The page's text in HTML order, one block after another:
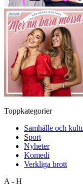
Toppkategorier
Samhälle och
Sport
Nyheter
Komedi
Verkliga brott
A - H